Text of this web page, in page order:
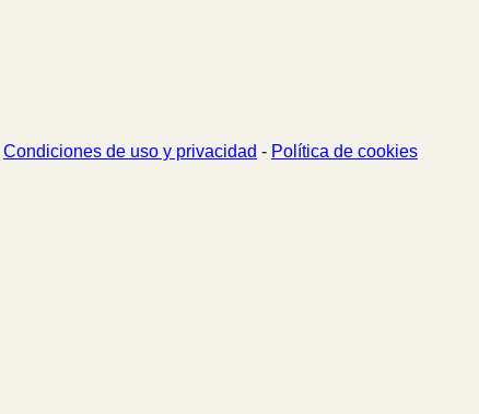
Condiciones de uso y privacidad - Política de cookies